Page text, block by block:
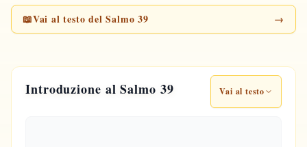
📖Vai al testo del Salmo 39 →
Introduzione al Salmo 39 Vai al testo